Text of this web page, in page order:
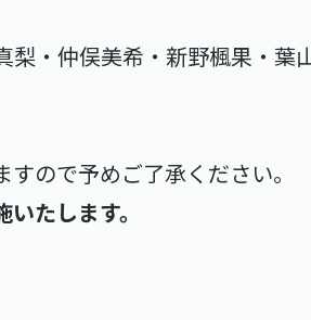
・仲俣美希・新野楓果・葉
ので予めご了承ください。
たします。